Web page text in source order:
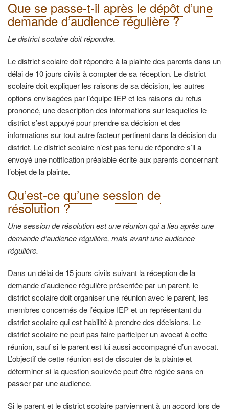
Que se passe-t-il après le dépôt d’une
demanded’audience régulière ?
Le district scolaire doit répondre.
Le district scolaire doit répondre à la plainte des parents dans un
délai de 10 jours civils à compter de sa réception. Le district
scolaire doit expliquer les raisons de sa décision, les autres
options envisagées par l’équipe IEP et les raisons du refus
prononcé, une description des informations sur lesquelles le
district s’est appuyé pour prendre sa décision et des
informations sur tout autre facteur pertinent dans la décision du
district. Le district scolaire n’est pas tenu de répondre s’il a
envoyé une notification préalable écrite aux parents concernant
l’objet de la plainte.
Qu’est-ce qu’une session de
résolution ?
Une session de résolution est une réunion qui a lieu après une
demande d’audience régulière, mais avant une audience
régulière.
Dans un délai de 15 jours civils suivant la réception de la
demande d’audience régulière présentée par un parent, le
district scolaire doit organiser une réunion avec le parent, les
membres concernés de l’équipe IEP et un représentant du
district scolaire qui est habilité à prendre des décisions. Le
district scolaire ne peut pas faire participer un avocat à cette
réunion, sauf si le parent est lui aussi accompagné d’un avocat.
L’objectif de cette réunion est de discuter de la plainte et
déterminer si la question soulevée peut être réglée sans en
passer par une audience.
Si le parent et le district scolaire parviennent à un accord lors de